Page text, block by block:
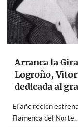
Arranca la
Logroño,
dedicada al
El año recién
Flamenca del